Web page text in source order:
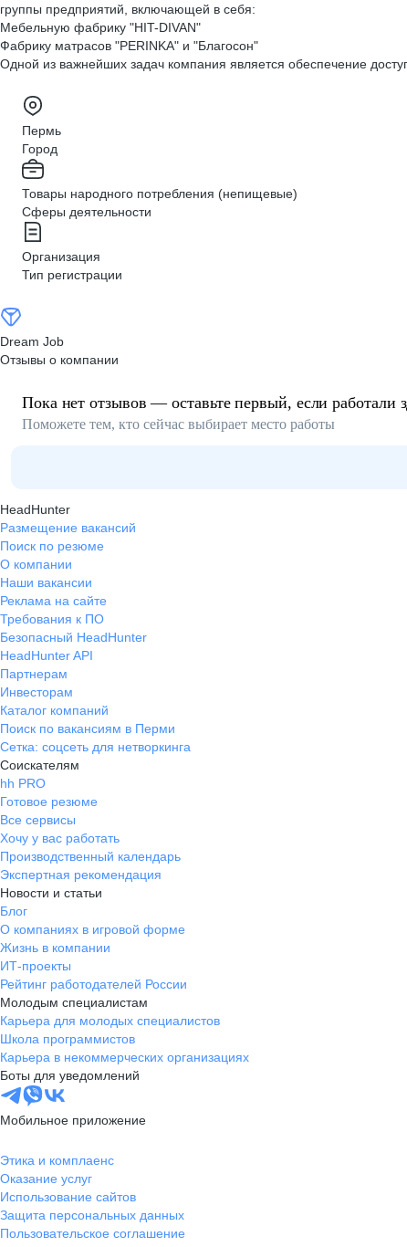
группы предприятий, включающей в себя:
Мебельную фабрику "HIT-DIVAN"
Фабрику матрасов "PERINKA" и "Благосон"
Одной из важнейших задач компания является обеспечение
Пермь
Город
Товары народного потребления (непищевые)
Сферы деятельности
Организация
Тип регистрации
Dream Job
Отзывы о компании
Пока нет отзывов — оставьте первый, если работали
Поможете тем, кто сейчас выбирает место работы
HeadHunter
Размещение вакансий
Поиск по резюме
О компании
Наши вакансии
Реклама на сайте
Требования к ПО
Безопасный HeadHunter
HeadHunter API
Партнерам
Инвесторам
Каталог компаний
Поиск по вакансиям в Перми
Сетка: соцсеть для нетворкинга
Соискателям
hh PRO
Готовое резюме
Все сервисы
Хочу у вас работать
Производственный календарь
Экспертная рекомендация
Новости и статьи
Блог
О компаниях в игровой форме
Жизнь в компании
ИТ-проекты
Рейтинг работодателей России
Молодым специалистам
Карьера для молодых специалистов
Школа программистов
Карьера в некоммерческих организациях
Боты для уведомлений
Мобильное приложение
Этика и комплаенс
Оказание услуг
Использование сайтов
Защита персональных данных
Пользовательское соглашение